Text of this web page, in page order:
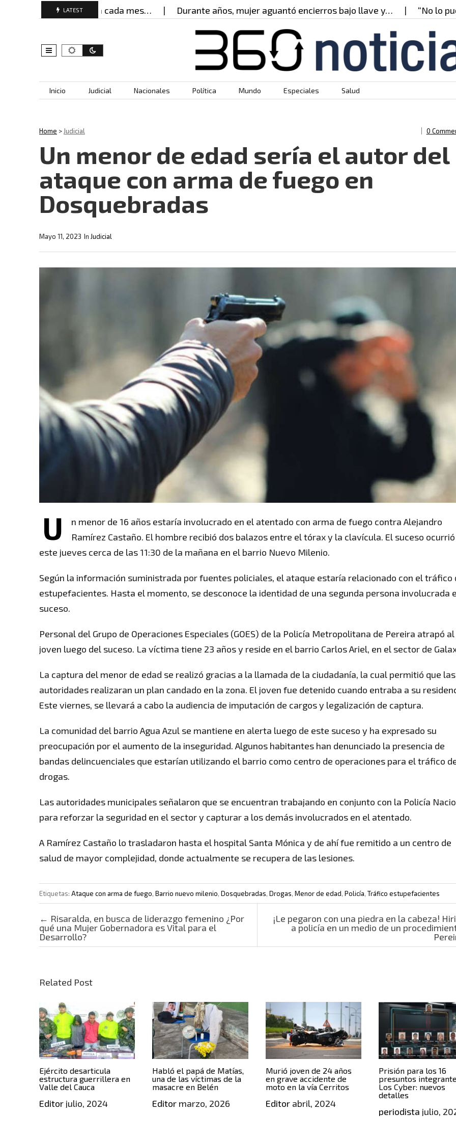
LATEST
buscan ayuda cada mes… Durante años, mujer aguantó encierros bajo llave y… “No lo
Skip to content
Inicio Judicial Nacionales Política Mundo Especiales Salud
Home >Judicial 0
Un menor de edad sería el autor del
ataque con arma de fuego en
Dosquebradas
In Judicial
Mayo 11, 2023
U
n menor de 16 años estaría involucrado en el atentado con arma de fuego contra Alejandro
Ramírez Castaño. El hombre recibió dos balazos entre el tórax y la clavícula. El suceso ocurrió
este jueves cerca de las 11:30 de la mañana en el barrio Nuevo Milenio.
Según la información suministrada por fuentes policiales, el ataque estaría relacionado con el tráfico
estupefacientes. Hasta el momento, se desconoce la identidad de una segunda persona involucrada
suceso.
Personal del Grupo de Operaciones Especiales (GOES) de la Policía Metropolitana de Pereira atrapó al
joven luego del suceso. La víctima tiene 23 años y reside en el barrio Carlos Ariel, en el sector de
La captura del menor de edad se realizó gracias a la llamada de la ciudadanía, la cual permitió que las
autoridades realizaran un plan candado en la zona. El joven fue detenido cuando entraba a su
Este viernes, se llevará a cabo la audiencia de imputación de cargos y legalización de captura.
La comunidad del barrio Agua Azul se mantiene en alerta luego de este suceso y ha expresado su
preocupación por el aumento de la inseguridad. Algunos habitantes han denunciado la presencia de
bandas delincuenciales que estarían utilizando el barrio como centro de operaciones para el tráfico
drogas.
Las autoridades municipales señalaron que se encuentran trabajando en conjunto con la Policía
para reforzar la seguridad en el sector y capturar a los demás involucrados en el atentado.
A Ramírez Castaño lo trasladaron hasta el hospital Santa Mónica y de ahí fue remitido a un centro de
salud de mayor complejidad, donde actualmente se recupera de las lesiones.
Etiquetas: Ataque con arma de fuego, Barrio nuevo milenio, Dosquebradas, Drogas, Menor de edad, Policía, Tráfico estupefacientes
Post navigation
← Risaralda, en busca de liderazgo femenino ¿Por
qué una Mujer Gobernadora es Vital para el
Desarrollo?
¡Le pegaron con una piedra en la cabeza!
a policía en un medio de un
Related Post
Ejército desarticula
estructura guerrillera en
Valle del Cauca
Editor julio, 2024
Habló el papá de Matías,
una de las víctimas de la
masacre en Belén
Editor marzo, 2026
Murió joven de 24 años
en grave accidente de
moto en la vía Cerritos
Editorabril, 2024
Prisión para los 16
presuntos
Los Cyber: nuevos
detalles
periodista julio,